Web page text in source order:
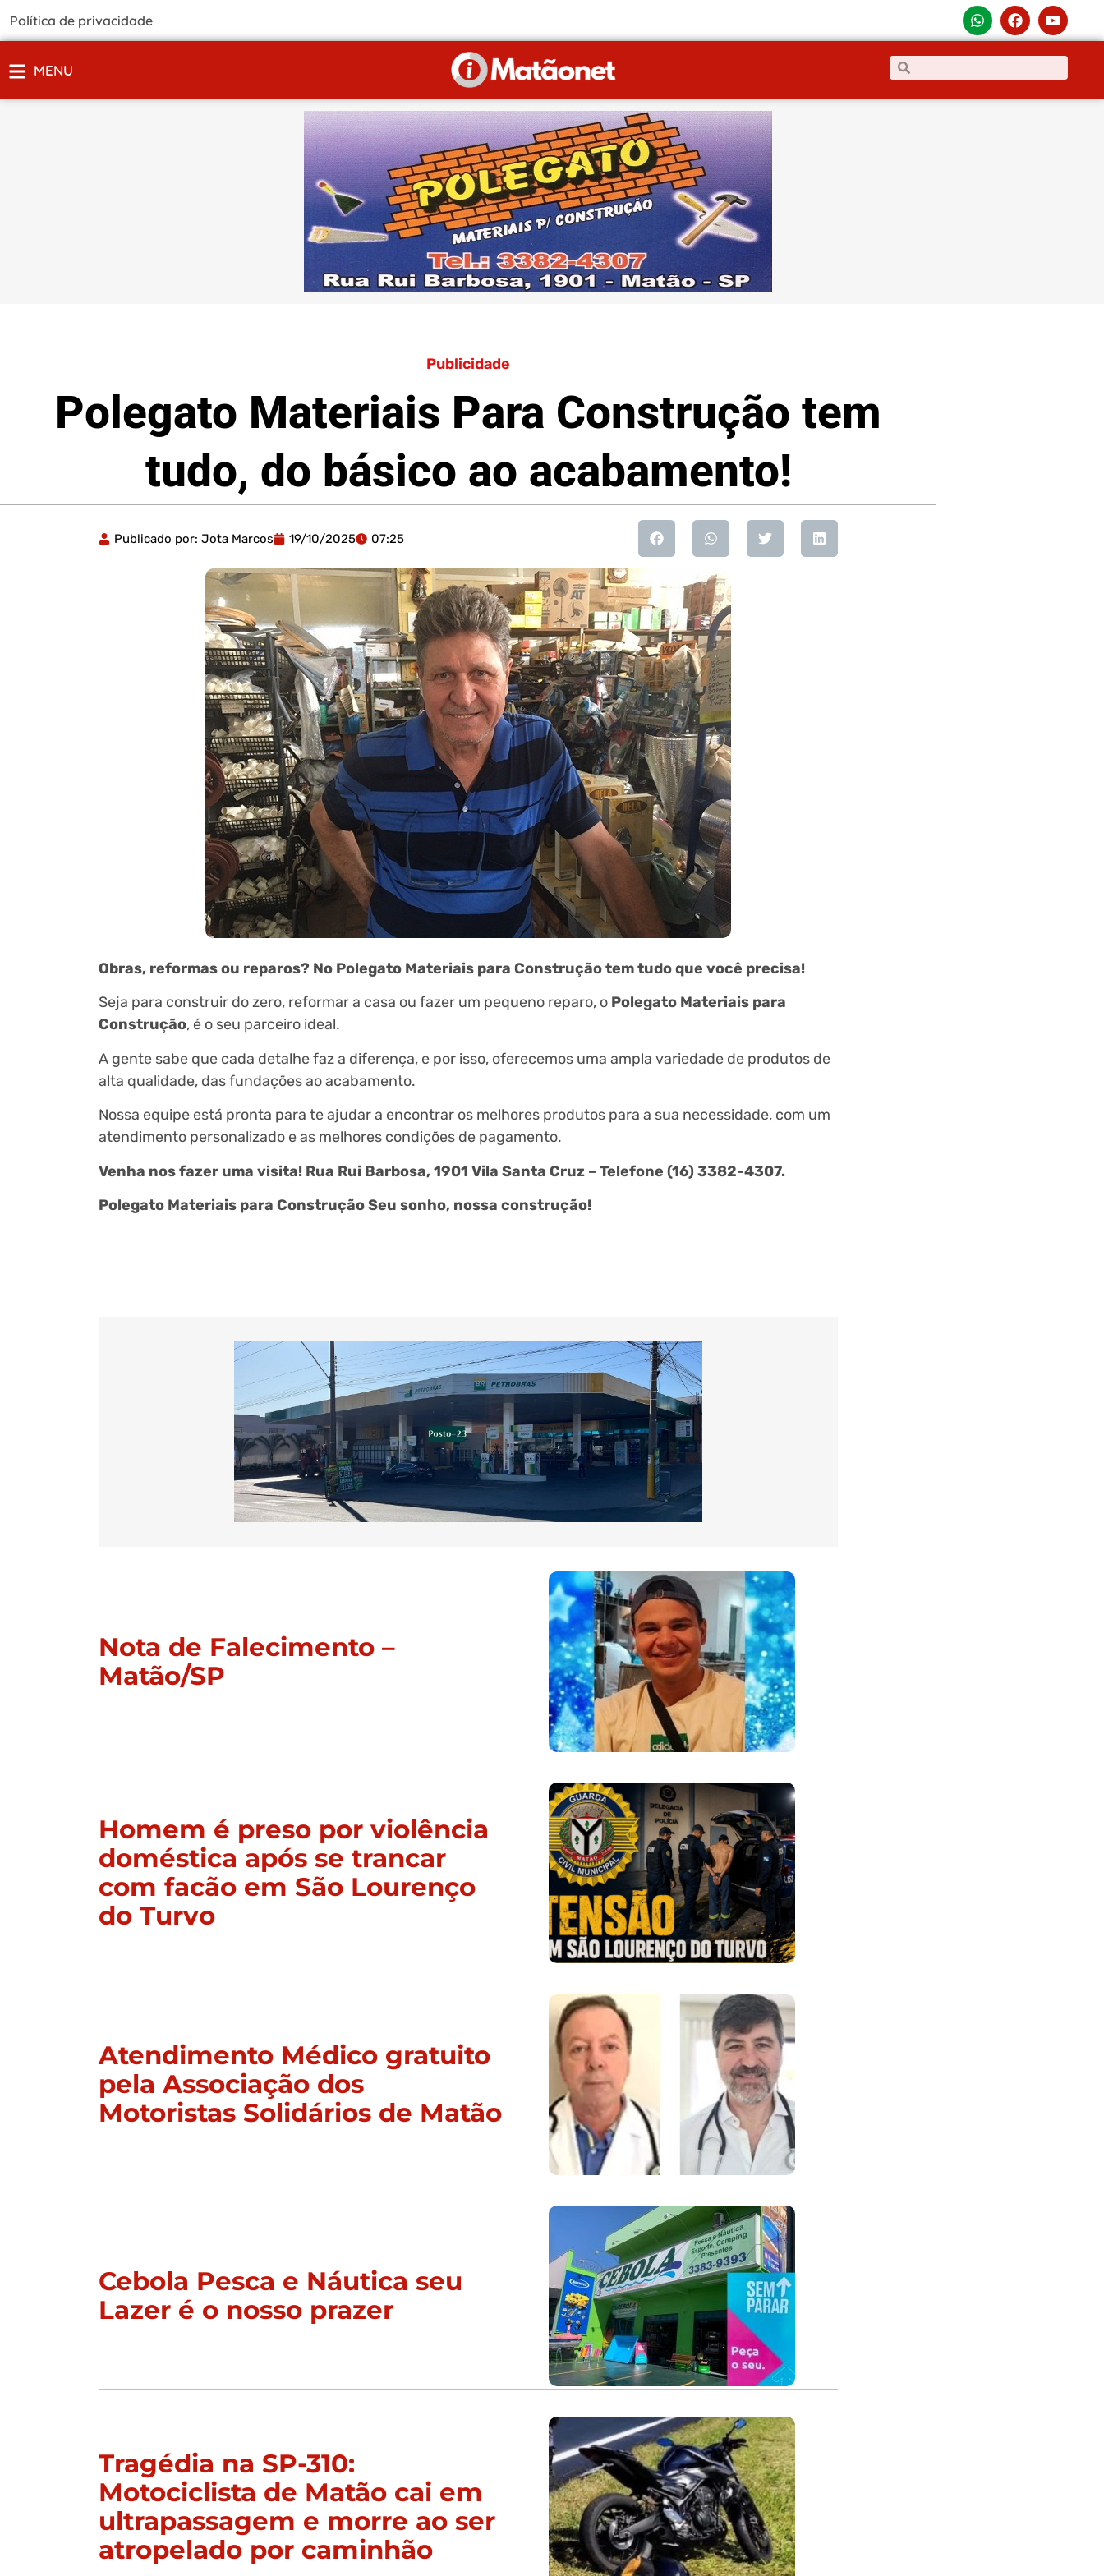
Política de privacidade
MENU
Publicidade
Polegato Materiais Para Construção tem
tudo, do básico ao acabamento!
Publicado por: Jota Marcos 19/10/2025 07:25
Obras, reformas ou reparos? No Polegato Materiais para Construção tem tudo que você precisa!
Seja para construir do zero, reformar a casa ou fazer um pequeno reparo, o Polegato Materiais para
Construção, é o seu parceiro ideal.
A gente sabe que cada detalhe faz a diferença, e por isso, oferecemos uma ampla variedade de produtos de
alta qualidade, das fundações ao acabamento.
Nossa equipe está pronta para te ajudar a encontrar os melhores produtos para a sua necessidade, com um
atendimento personalizado e as melhores condições de pagamento.
Venha nos fazer uma visita! Rua Rui Barbosa, 1901 Vila Santa Cruz – Telefone (16) 3382-4307.
Polegato Materiais para ConstruçãoSeu sonho, nossa construção!
Nota de Falecimento –
Matão/SP
Homem é preso por violência
doméstica após se trancar
com facão em São Lourenço
do Turvo
Atendimento Médico gratuito
pela Associação dos
Motoristas Solidários de Matão
Cebola Pesca e Náutica seu
Lazer é o nosso prazer
Tragédia na SP-310:
Motociclista de Matão cai em
ultrapassagem e morre ao ser
atropelado por caminhão